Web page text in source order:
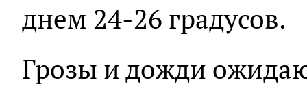
днем 24-26 градусов.
Грозы и дожди